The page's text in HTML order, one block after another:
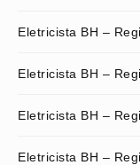
Eletricista BH –
Eletricista BH –
Eletricista BH –
Eletricista BH –